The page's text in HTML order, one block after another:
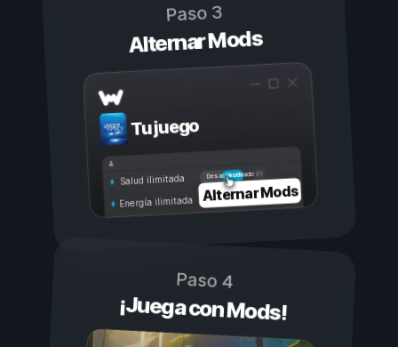
Paso 3
Alternar Mods
Tu juego
Activado
Desactivado
Salud ilimitada
Energía ilimitada Alternar Mods
Paso 4
¡Juega con Mods!